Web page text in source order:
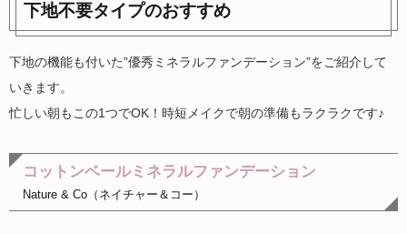
下地不要タイプのおすすめ
下地の機能も付いた”優秀ミネラルファンデーション”をご紹介して
いきます。
忙しい朝もこの1つでOK！時短メイクで朝の準備もラクラクです♪
コットンベールミネラルファンデーション
Nature & Co（ネイチャー＆コー）